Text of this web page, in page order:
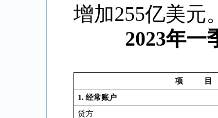
增加255亿美元
2023年一
项
目
1. 经常账户
贷方